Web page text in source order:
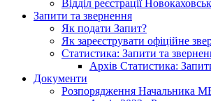
Відділ реєстрації
Запити та звернення
Як подати Запит?
Як зареєструвати офіційне
Статистика: Запити та
Архів Статистика:
Документи
Розпорядження Начальника